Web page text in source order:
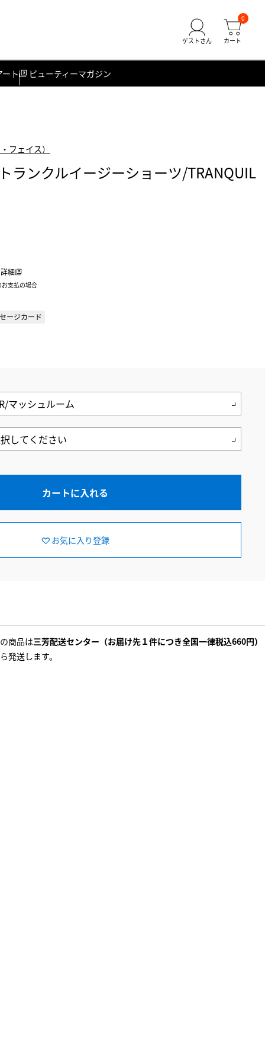
0
ート ビューティーマガジン
フェイス）
ランクルイージーショーツ/TRANQUIL
詳細
支払の場合
ージカード
カートに入れる
お気に入り登録
商品は三芳配送センター（お届け先１件につき全国一律税込660円）
発送します。